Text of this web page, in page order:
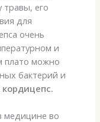
травы, его
для
очень
и
плато можно
бактерий и
медицине во